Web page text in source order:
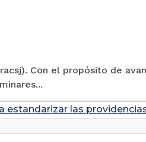
Con el propósito de
estandarizar las